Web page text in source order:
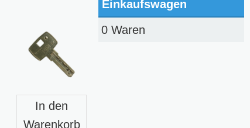
In den
Warenkorb
Einkaufswagen
0 Waren